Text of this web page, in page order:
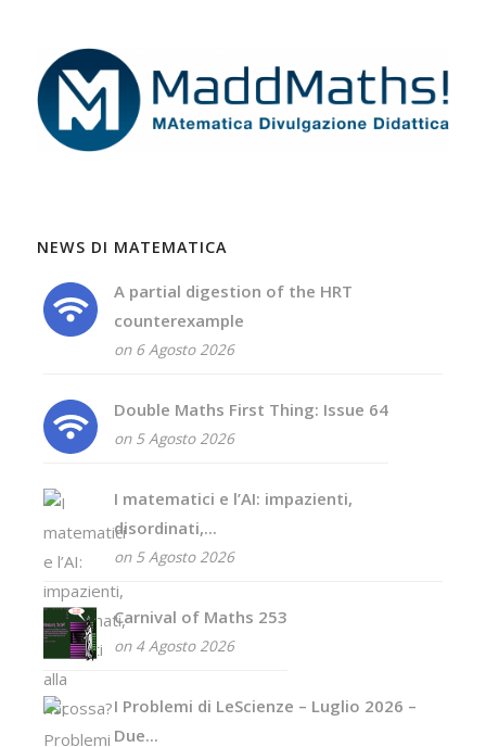
NEWS DI MATEMATICA
A partial digestion of the HRT
counterexample
on 6 Agosto 2026
Double Maths First Thing: Issue 64
on 5 Agosto 2026
I matematici e l’AI: impazienti,
disordinati,...
on 5 Agosto 2026
Carnival of Maths 253
on 4 Agosto 2026
I Problemi di LeScienze – Luglio 2026 –
Due...